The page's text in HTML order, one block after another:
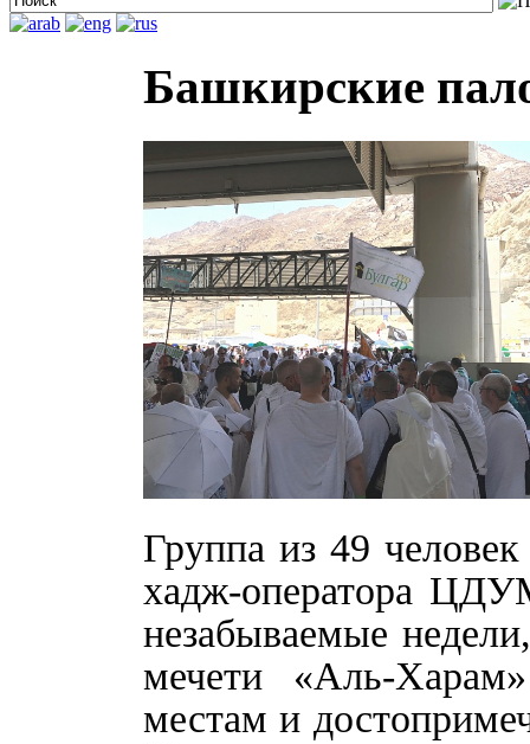
Башкирские
Группа из 49
хадж-оператора
незабываемые
мечети «Аль-
местам и